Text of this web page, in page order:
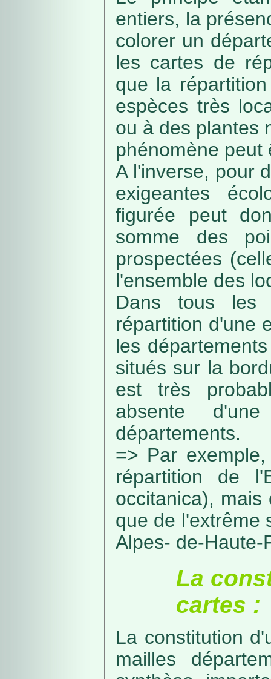
entiers, la
colorer un
les cartes de
que la
espèces très
ou à des plantes
phénomène peut
A l'inverse, pour
exigeantes
figurée peut
somme des
prospectées
l'ensemble des
Dans tous les
répartition d'une
les
situés sur la
est très
absente
départements.
=> Par
répartition de
occitanica),
que de l'extrême
Alpes- de-Haute-
La
cartes :
La constitution
mailles